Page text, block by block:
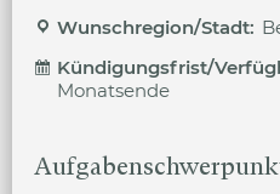
Wunschregion/Stadt:
Kündigungsfrist/
Monatsende